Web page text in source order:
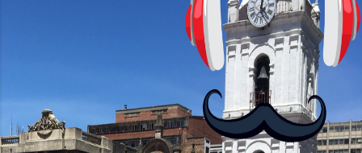
Equipados con el chipset MediaTek
Helio G85, el Moto G24 ofrece 4GB de
RAM, mientras que el Moto G24 Power
brinda opciones de 4GB o 6GB de RAM,
mejorando su capacidad...